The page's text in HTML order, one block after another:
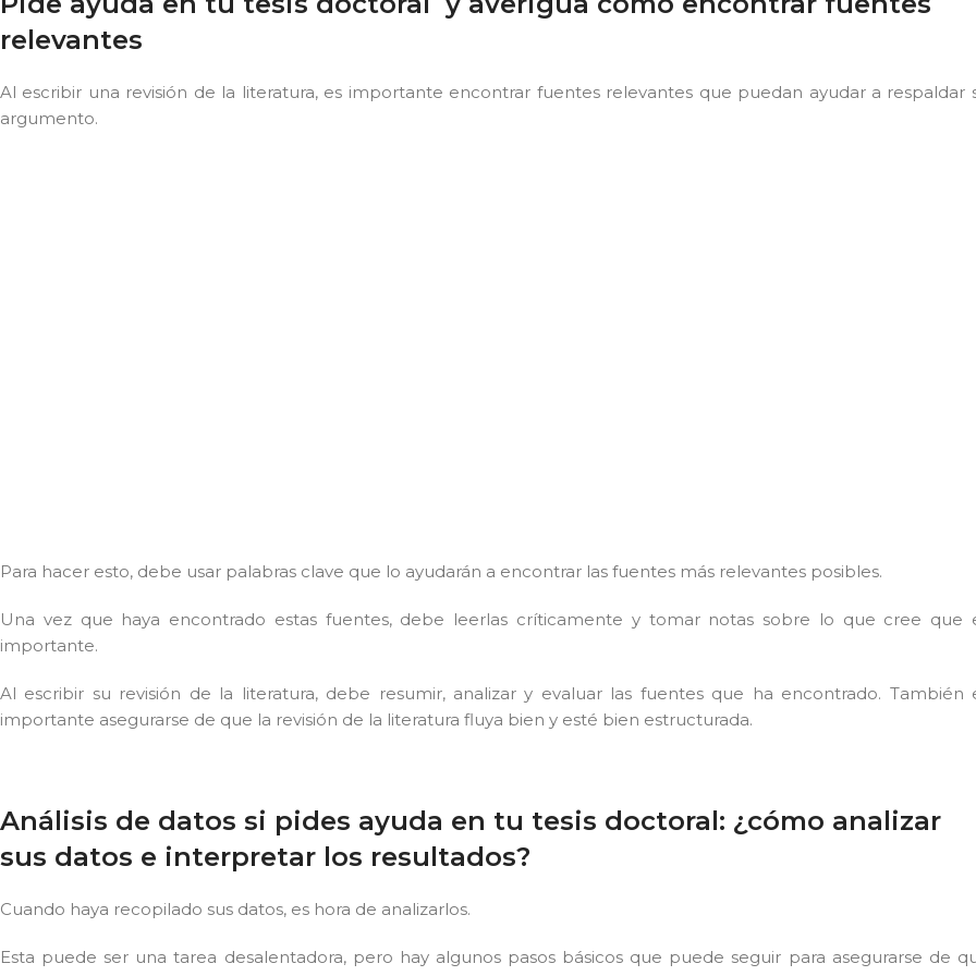
relevantes
Al escribir una revisión de la literatura, es importante encontrar fuentes relevantes que puedan ayudar a respaldar
argumento.
Para hacer esto, debe usar palabras clave que lo ayudarán a encontrar las fuentes más relevantes posibles.
Una vez que haya encontrado estas fuentes, debe leerlas críticamente y tomar notas sobre lo que cree que
importante.
Al escribir su revisión de la literatura, debe resumir, analizar y evaluar las fuentes que ha encontrado. También
importante asegurarse de que la revisión de la literatura fluya bien y esté bien estructurada.
Análisis de datos si pides ayuda en tu tesis doctoral: ¿cómo analizar
sus datos e interpretar los resultados?
Cuando haya recopilado sus datos, es hora de analizarlos.
Esta puede ser una tarea desalentadora, pero hay algunos pasos básicos que puede seguir para asegurarse de